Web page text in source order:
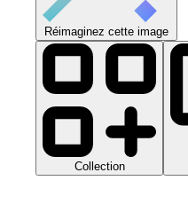
Réimaginez cette image
Collection